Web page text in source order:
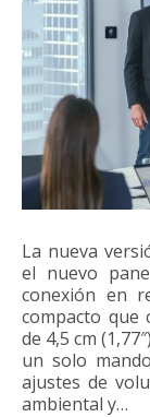
La nueva
el nuevo
conexión en
compacto que
de 4,5 cm
un solo
ajustes de
ambiental y…